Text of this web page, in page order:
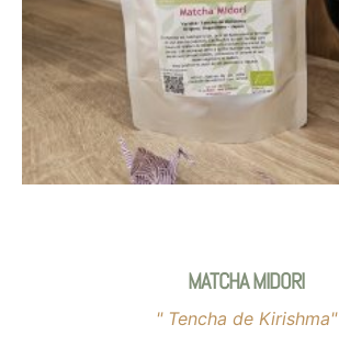
MATCHA MIDORI
" Tencha de Kirishma"